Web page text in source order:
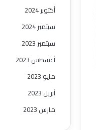
أكتوبر 2024
سبتمبر 2024
سبتمبر 2023
أغسطس 2023
مايو 2023
أبريل 2023
مارس 2023